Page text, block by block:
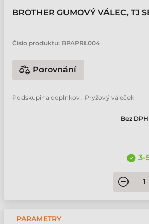
BROTHER GUMOVÝ VÁLEC, TJ
Číslo produktu: BPAPRL004
Porovnání
Podskupina doplnkov : Pryžový váleček
Bez DPH
3-
PARAMETRY